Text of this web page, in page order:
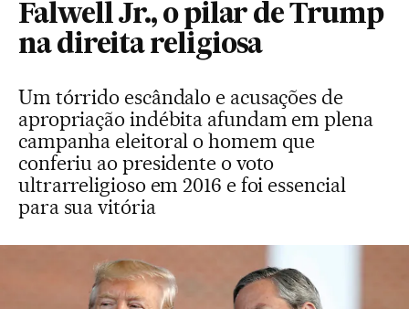
Falwell Jr., o pilar de Trump
na direita religiosa
Um tórrido escândalo e acusações de
apropriação indébita afundam em plena
campanha eleitoral o homem que
conferiu ao presidente o voto
ultrarreligioso em 2016 e foi essencial
para sua vitória